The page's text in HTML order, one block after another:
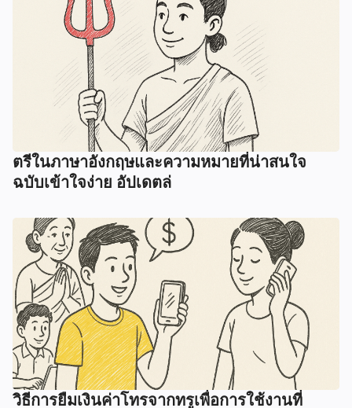
ตรีในภาษาอังกฤษและความหมายที่น่าสนใจ
ฉบับเข้าใจง่าย อัปเดตล่
วิธีการยืมเงินค่าโทรจากทรูเพื่อการใช้งานที่